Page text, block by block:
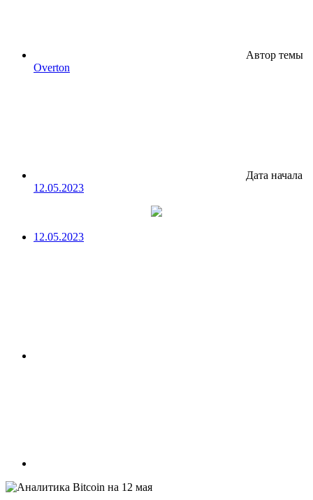
Автор темы
Overton
Дата начала
12.05.2023
12.05.2023